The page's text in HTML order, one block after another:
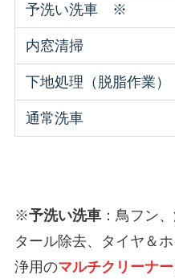
予洗い洗車 ※
内窓清掃
下地処理（脱脂作業）
通常洗車
※予洗い洗車：鳥フン
タール除去、タイヤ＆
浄用のマルチクリーナー